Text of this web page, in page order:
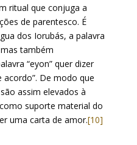
ritual que conjuga a
de parentesco. É
dos Iorubás, a palavra
mas também
“eyon” quer dizer
acordo”. De modo que
assim elevados à
suporte material do
uma carta de amor.[10]